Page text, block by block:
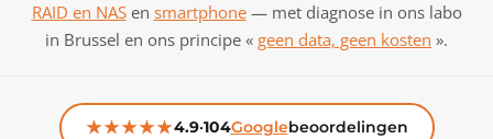
RAID en NASen smartphone— met diagnose in ons labo
in Brussel en ons principe « geen data, geen kosten ».
★★★★★4.9·104Googlebeoordelingen